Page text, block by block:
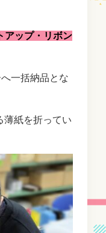
アップ・リボン
一括納品とな
薄紙を折ってい